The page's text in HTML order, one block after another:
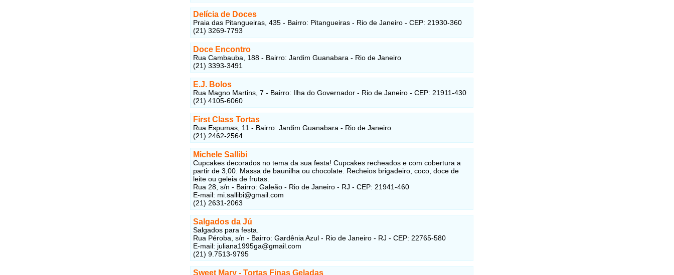
Delícia de Doces
Praia das Pitangueiras, 435 - Bairro: Pitangueiras - Rio de Janeiro - CEP: 21930-360
(21) 3269-7793
Doce Encontro
Rua Cambauba, 188 - Bairro: Jardim Guanabara - Rio de Janeiro
(21) 3393-3491
E.J. Bolos
Rua Magno Martins, 7 - Bairro: Ilha do Governador - Rio de Janeiro - CEP: 21911-430
(21) 4105-6060
First Class Tortas
Rua Espumas, 11 - Bairro: Jardim Guanabara - Rio de Janeiro
(21) 2462-2564
Michele Sallibi
Cupcakes decorados no tema da sua festa! Cupcakes recheados e com cobertura a
partir de 3,00. Massa de baunilha ou chocolate. Recheios brigadeiro, coco, doce de
leite ou geleia de frutas.
Rua 28, s/n - Bairro: Galeão - Rio de Janeiro - RJ - CEP: 21941-460
E-mail: mi.sallibi@gmail.com
(21) 2631-2063
Salgados da Jú
Salgados para festa.
Rua Péroba, s/n - Bairro: Gardênia Azul - Rio de Janeiro - RJ - CEP: 22765-580
E-mail: juliana1995ga@gmail.com
(21) 9.7513-9795
Sweet Mary - Tortas Finas Geladas